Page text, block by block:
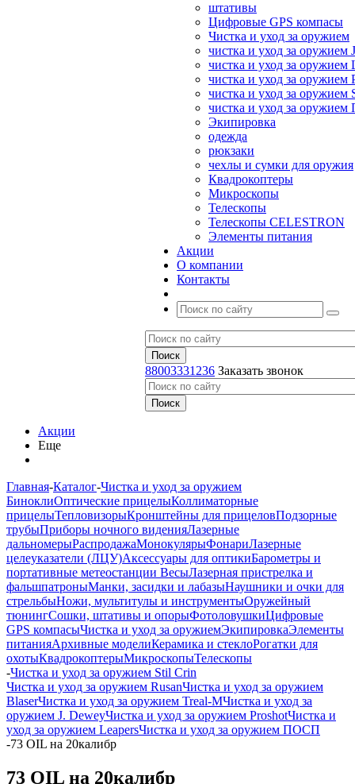
штативы
Цифровые GPS компасы
Чистка и уход за оружием
чистка и уход за оружием
чистка и уход за оружием
чистка и уход за оружием
чистка и уход за оружием
чистка и уход за
Экипировка
одежда
рюкзаки
чехлы и сумки для оружия
Квадрокоптеры
Микроскопы
Телескопы
Телескопы CELESTRON
Элементы питания
Акции
О компании
Контакты
88003331236 Заказать звонок
Акции
Еще
Главная-Каталог-Чистка и уход за оружием
БиноклиОптические прицелыКоллиматорные
прицелыТепловизорыКронштейны для прицеловПодзорные
трубыПриборы ночного виденияЛазерные
дальномерыРаспродажаМонокулярыФонариЛазерные
целеуказатели (ЛЦУ)Аксессуары для оптикиБарометры и
портативные метеостанции ВесыЛазерная пристрелка и
фальшпатроныМанки, засидки и лабазыНаушники и очки для
стрельбыНожи, мультитулы и инструментыОружейный
тюнингСошки, штативы и опорыФотоловушкиЦифровые
GPS компасыЧистка и уход за оружиемЭкипировкаЭлементы
питанияАрхивные моделиКерамика и стеклоРогатки для
охотыКвадрокоптерыМикроскопыТелескопы
-Чистка и уход за оружием Stil Crin
Чистка и уход за оружием RusanЧистка и уход за оружием
BlaserЧистка и уход за оружием Treal-MЧистка и уход за
оружием J. DeweyЧистка и уход за оружием ProshotЧистка и
уход за оружием LeapersЧистка и уход за оружием ПОСП
-73 OIL на 20калибр
73 OIL на 20калибр